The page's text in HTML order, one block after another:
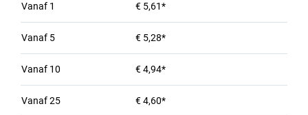
Vanaf 1 € 5,61*
Vanaf 5 € 5,28*
Vanaf 10 € 4,94*
Vanaf25 € 4,60*